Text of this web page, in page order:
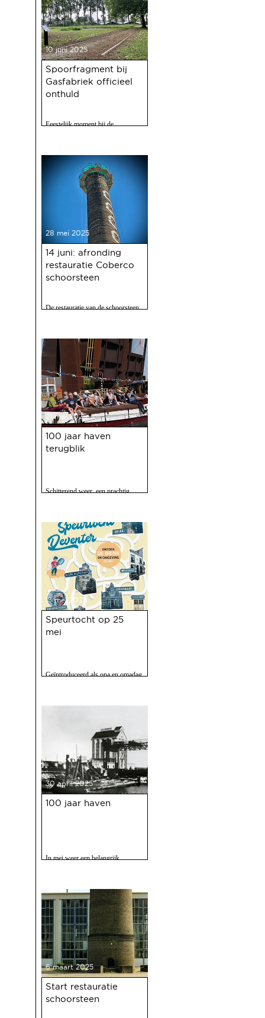
10 juni 2025
Spoorfragment bij
Gasfabriek officieel
onthuld
Feestelijk moment bij de
28 mei 2025
14 juni: afronding
restauratie Coberco
schoorsteen
De restauratie van de schoorsteen
21 mei 2025
100 jaar haven
terugblik
Schitterend weer, een prachtig
op 10 mei jl. van 100 jaar Haven
was een ongekend succes.
13 mei 2025
Speurtocht op 25
mei
Geïntroduceerd als opa en omadag
30 april 2025
100 jaar haven
In mei weer een belangrijk
haven 100 jaar bestaat.
6 maart 2025
Start restauratie
schoorsteen